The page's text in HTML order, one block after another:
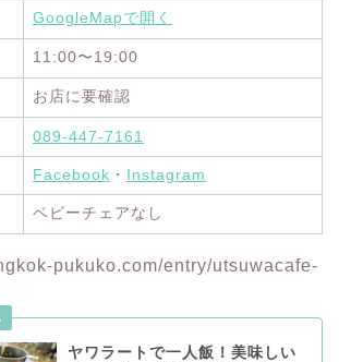
GoogleMapで開く
11:00〜19:00
お店に要確認
089-447-7161
Facebook ・ Instagram
ベビーチェアなし
pukuko.com/entry/utsuwacafe-
ヤワラートで一人飯！美味しい